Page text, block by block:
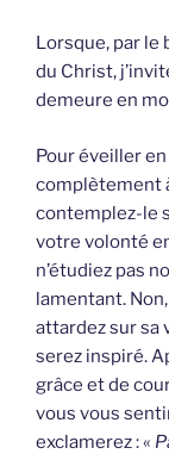
Lorsque, par le
du Christ,
demeure en
Pour éveiller
complètement
contemplez-le
votre volonté
n’étudiez pas
lamentant.
attardez sur sa
serez inspiré.
grâce et de
vous vous
exclamerez : «